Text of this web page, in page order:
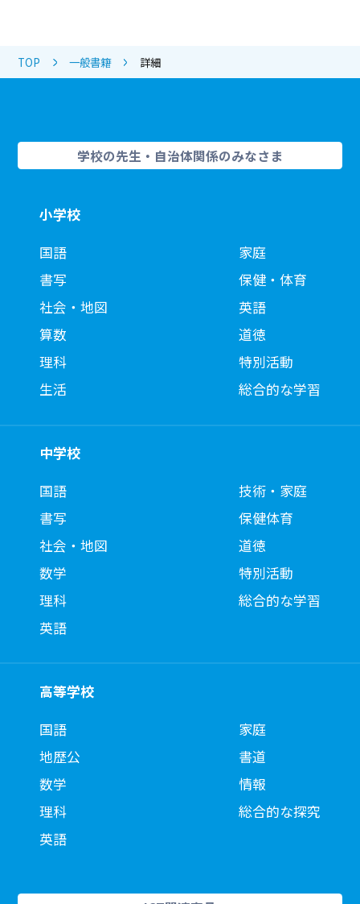
TOP 一般書籍 詳細
学校の先生・自治体関係のみなさま
小学校
国語
書写
社会・地図
算数
理科
生活
家庭
保健・体育
英語
道徳
特別活動
総合的な学習
中学校
国語
書写
社会・地図
数学
理科
英語
技術・家庭
保健体育
道徳
特別活動
総合的な学習
高等学校
国語
地歴公
数学
理科
英語
家庭
書道
情報
総合的な探究